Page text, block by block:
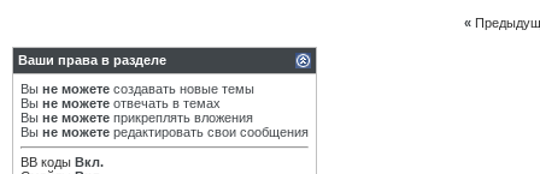
«
Ваши права в разделе
Вы не можете создавать новые темы
Вы не можете отвечать в темах
Вы не можете прикреплять вложения
Вы не можете редактировать свои сообщения
BB коды Вкл.